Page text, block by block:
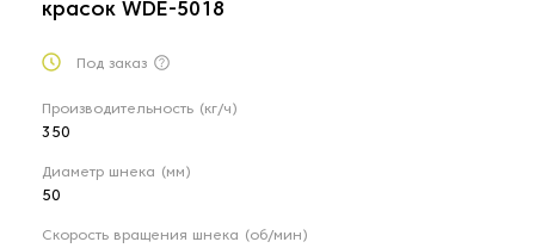
красок WDE-5018
Под заказ
Производительность (кг/ч)
350
Диаметр шнека (мм)
50
Скорость вращения шнека (об/мин)